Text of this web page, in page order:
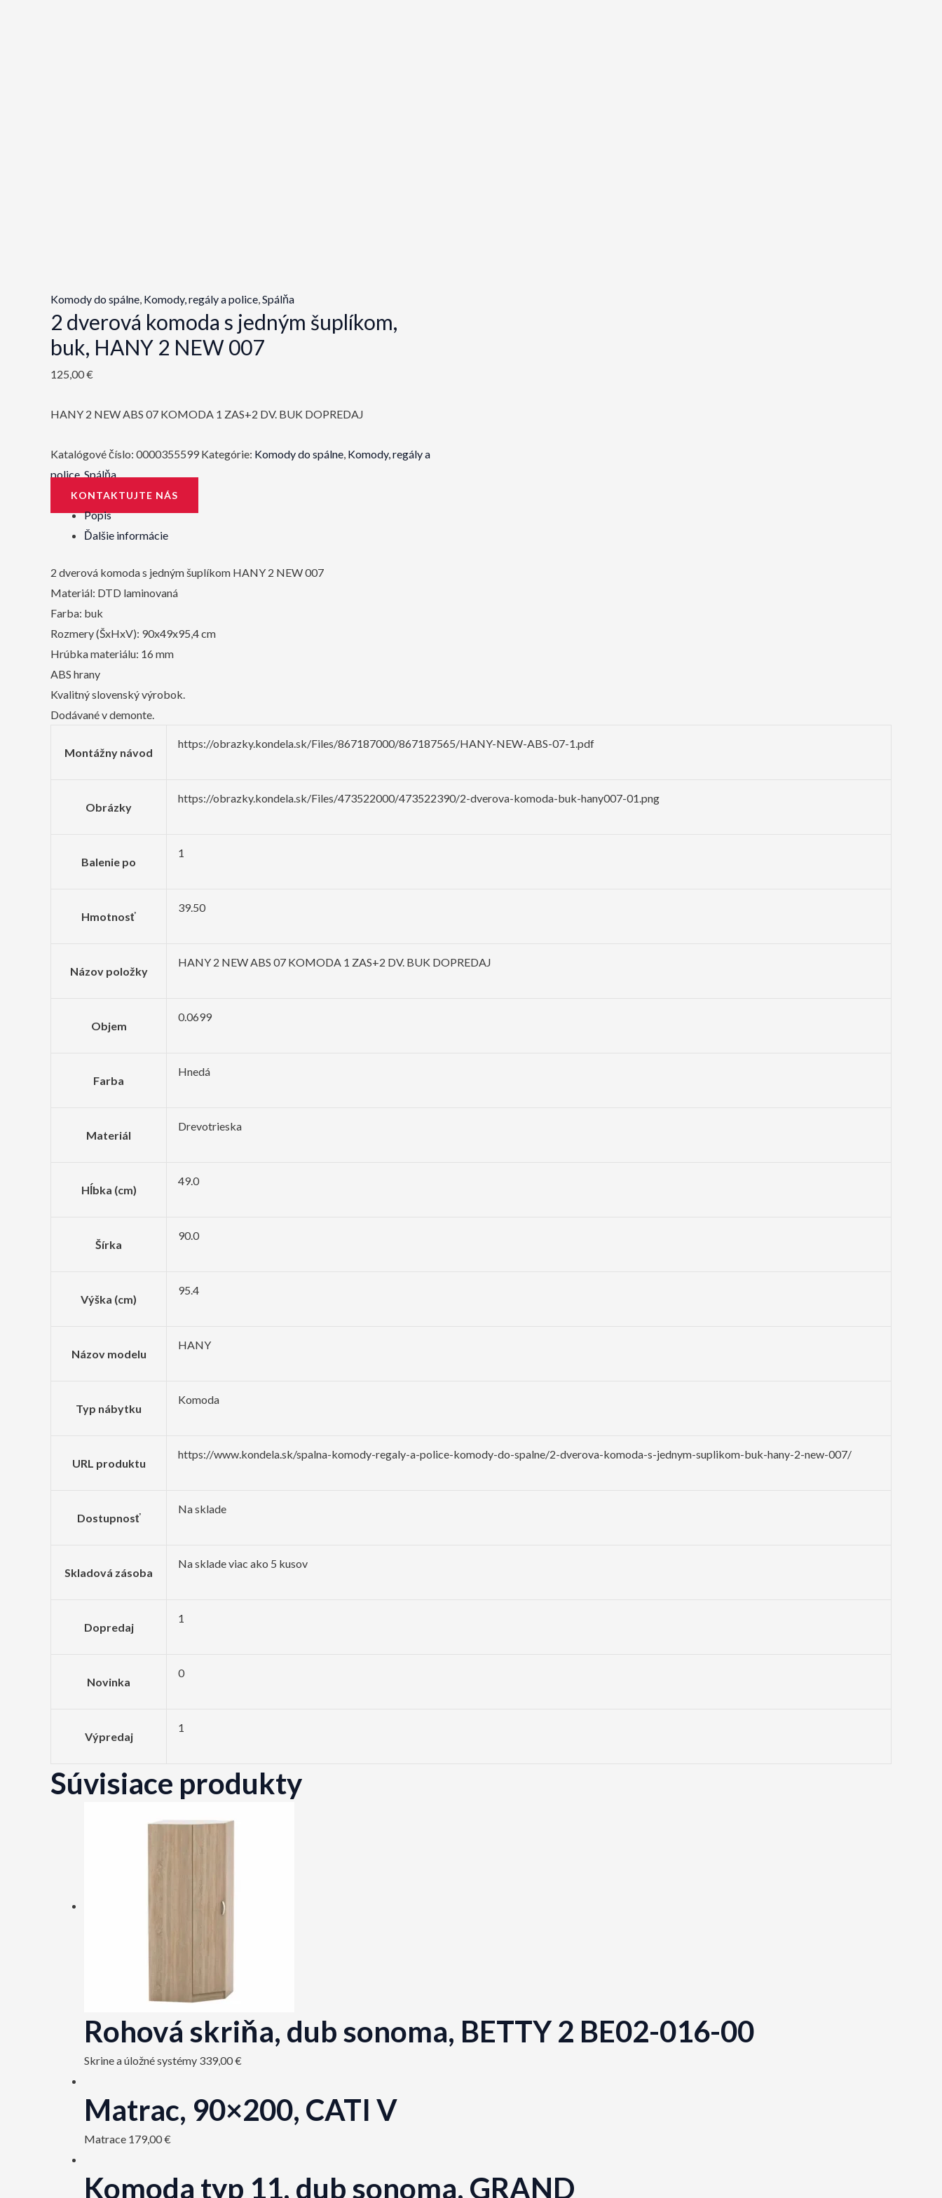
Komody do spálne, Komody, regály a police,Spálňa
2 dverová komoda s jedným šuplíkom,
buk, HANY 2 NEW 007
125,00€
HANY 2 NEW ABS 07 KOMODA 1 ZAS+2 DV. BUK DOPREDAJ
Katalógové číslo: 0000355599 Kategórie: Komody do spálne, Komody, regály a
police,Spálňa
KONTAKTUJTE NÁS
Popis
Ďalšie informácie
2 dverová komoda s jedným šuplíkom HANY 2 NEW 007
Materiál: DTD laminovaná
Farba: buk
Rozmery (ŠxHxV): 90x49x95,4 cm
Hrúbka materiálu: 16 mm
ABS hrany
Kvalitný slovenský výrobok.
Dodávané v demonte.
Montážny návod
https://obrazky.kondela.sk/Files/867187000/867187565/HANY-NEW-ABS-07-1.pdf
Obrázky
https://obrazky.kondela.sk/Files/473522000/473522390/2-dverova-komoda-buk-hany007-01.png
Balenie po
1
Hmotnosť
39.50
Názov položky
HANY 2 NEW ABS 07 KOMODA 1 ZAS+2 DV. BUK DOPREDAJ
Objem
0.0699
Farba
Hnedá
Materiál
Drevotrieska
Hĺbka (cm)
49.0
Šírka
90.0
Výška (cm)
95.4
Názov modelu
HANY
Typ nábytku
Komoda
URL produktu
https://www.kondela.sk/spalna-komody-regaly-a-police-komody-do-spalne/2-dverova-komoda-s-jednym-suplikom-buk-hany-2-new-007/
Dostupnosť
Na sklade
Skladová zásoba
Na sklade viac ako 5 kusov
Dopredaj
1
Novinka
0
Výpredaj
1
Súvisiace produkty
Rohová skriňa, dub sonoma, BETTY 2 BE02-016-00
Skrine a úložné systémy 339,00€
Matrac, 90×200, CATI V
Matrace 179,00€
Komoda typ 11, dub sonoma, GRAND